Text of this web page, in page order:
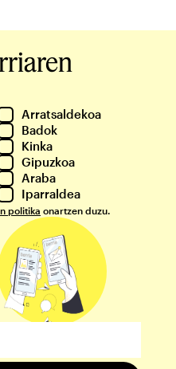
Arratsaldekoa
Badok
Kinka
Gipuzkoa
Araba
Iparraldea
politika onartzen duzu.